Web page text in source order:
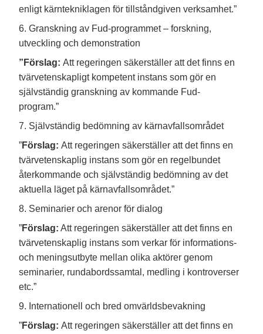
enligt kärntekniklagen för tillståndgiven verksamhet.”
6. Granskning av Fud-programmet – forskning,
utveckling och demonstration
”Förslag: Att regeringen säkerställer att det finns en
tvärvetenskapligt kompetent instans som gör en
självständig granskning av kommande Fud-
program.”
7. Självständig bedömning av kärnavfallsområdet
”Förslag: Att regeringen säkerställer att det finns en
tvärvetenskaplig instans som gör en regelbundet
återkommande och självständig bedömning av det
aktuella läget på kärnavfallsområdet.”
8. Seminarier och arenor för dialog
”Förslag: Att regeringen säkerställer att det finns en
tvärvetenskaplig instans som verkar för informations-
och meningsutbyte mellan olika aktörer genom
seminarier, rundabordssamtal, medling i kontroverser
etc.”
9. Internationell och bred omvärldsbevakning
”Förslag: Att regeringen säkerställer att det finns en